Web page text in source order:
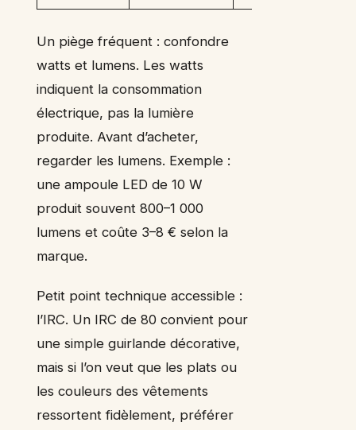
Un piège fréquent : confondre
watts et lumens. Les watts
indiquent la consommation
électrique, pas la lumière
produite. Avant d’acheter,
regarder les lumens. Exemple :
une ampoule LED de 10 W
produit souvent 800–1 000
lumens et coûte 3–8 € selon la
marque.
Petit point technique accessible :
l’IRC. Un IRC de 80 convient pour
une simple guirlande décorative,
mais si l’on veut que les plats ou
les couleurs des vêtements
ressortent fidèlement, préférer